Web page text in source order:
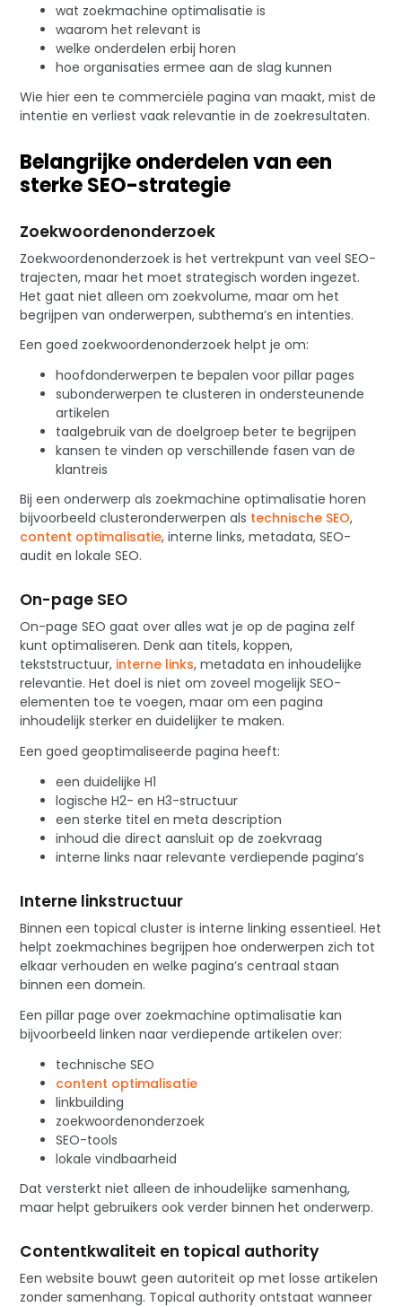
wat zoekmachine optimalisatie is
waarom het relevant is
welke onderdelen erbij horen
hoe organisaties ermee aan de slag kunnen
Wie hier een te commerciële pagina van maakt, mist de
intentie en verliest vaak relevantie in de zoekresultaten.
Belangrijke onderdelen van een
sterke SEO-strategie
Zoekwoordenonderzoek
Zoekwoordenonderzoek is het vertrekpunt van veel SEO-
trajecten, maar het moet strategisch worden ingezet.
Het gaat niet alleen om zoekvolume, maar om het
begrijpen van onderwerpen, subthema’s en intenties.
Een goed zoekwoordenonderzoek helpt je om:
hoofdonderwerpen te bepalen voor pillar pages
subonderwerpen te clusteren in ondersteunende
artikelen
taalgebruik van de doelgroep beter te begrijpen
kansen te vinden op verschillende fasen van de
klantreis
Bij een onderwerp als zoekmachine optimalisatie horen
bijvoorbeeld clusteronderwerpen als technische SEO,
content optimalisatie, interne links, metadata, SEO-
audit en lokale SEO.
On-page SEO
On-page SEO gaat over alles wat je op de pagina zelf
kunt optimaliseren. Denk aan titels, koppen,
tekststructuur, interne links, metadata en inhoudelijke
relevantie. Het doel is niet om zoveel mogelijk SEO-
elementen toe te voegen, maar om een pagina
inhoudelijk sterker en duidelijker te maken.
Een goed geoptimaliseerde pagina heeft:
een duidelijke H1
logische H2- en H3-structuur
een sterke titel en meta description
inhoud die direct aansluit op de zoekvraag
interne links naar relevante verdiepende pagina’s
Interne linkstructuur
Binnen een topical cluster is interne linking essentieel. Het
helpt zoekmachines begrijpen hoe onderwerpen zich tot
elkaar verhouden en welke pagina’s centraal staan
binnen een domein.
Een pillar page over zoekmachine optimalisatie kan
bijvoorbeeld linken naar verdiepende artikelen over:
technische SEO
content optimalisatie
linkbuilding
zoekwoordenonderzoek
SEO-tools
lokale vindbaarheid
Dat versterkt niet alleen de inhoudelijke samenhang,
maar helpt gebruikers ook verder binnen het onderwerp.
Contentkwaliteit en topical authority
Een website bouwt geen autoriteit op met losse artikelen
zonder samenhang. Topical authority ontstaat wanneer